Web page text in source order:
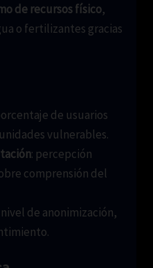
de recursos físico,
o fertilizantes gracias
de usuarios
vulnerables.
: percepción
comprensión del
nivel de anonimización,